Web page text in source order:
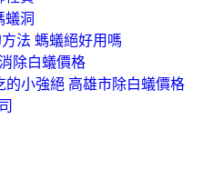
蟻洞
法 螞蟻絕好用嗎
除白蟻價格
小強絕 高雄市除白蟻價格